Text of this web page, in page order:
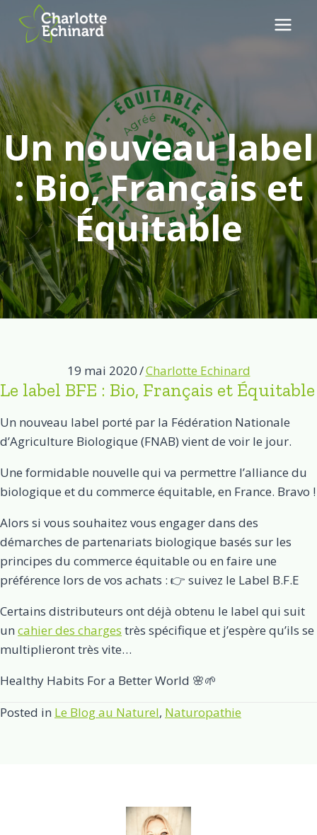
contenu
Un nouveau label
: Bio, Français et
Équitable
19 mai 2020/Charlotte Echinard
Le label BFE : Bio, Français et Équitable
Un nouveau label porté par la Fédération Nationale
d’Agriculture Biologique (FNAB) vient de voir le jour.
Une formidable nouvelle qui va permettre l’alliance du
biologique et du commerce équitable, en France. Bravo !
Alors si vous souhaitez vous engager dans des
démarches de partenariats biologique basés sur les
principes du commerce équitable ou en faire une
préférence lors de vos achats : 👉 suivez le Label B.F.E
Certains distributeurs ont déjà obtenu le label qui suit
un cahier des charges très spécifique et j’espère qu’ils se
multiplieront très vite…
Healthy Habits For a Better World 🌸🌱
Posted in Le Blog au Naturel, Naturopathie